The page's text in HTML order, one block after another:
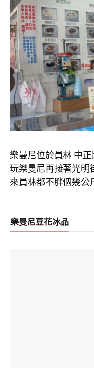
樂曼尼位於員林 中
玩樂曼尼再接著光明
來員林都不胖個幾公
樂曼尼豆花冰品